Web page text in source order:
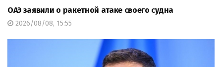
ОАЭ заявили о ракетной атаке своего судна
2026/08/08, 15:55